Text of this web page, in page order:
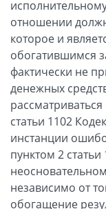
отношении
которое и
обогатившимся
фактически не
денежных
статьи 1102
инстанции
пунктом 2
независимо от
обогащение